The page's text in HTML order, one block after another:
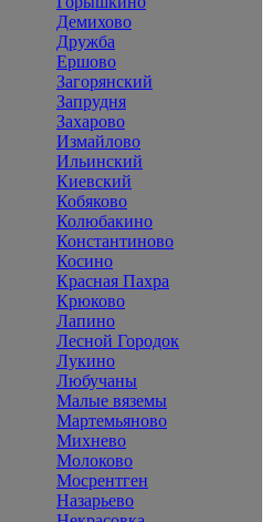
Демихово
Дружба
Ершово
Загорянский
Запрудня
Захарово
Измайлово
Ильинский
Киевский
Кобяково
Колюбакино
Константиново
Косино
Красная Пахра
Крюково
Лапино
Лесной Городок
Лукино
Любучаны
Малые вяземы
Мартемьяново
Михнево
Молоково
Мосрентген
Назарьево